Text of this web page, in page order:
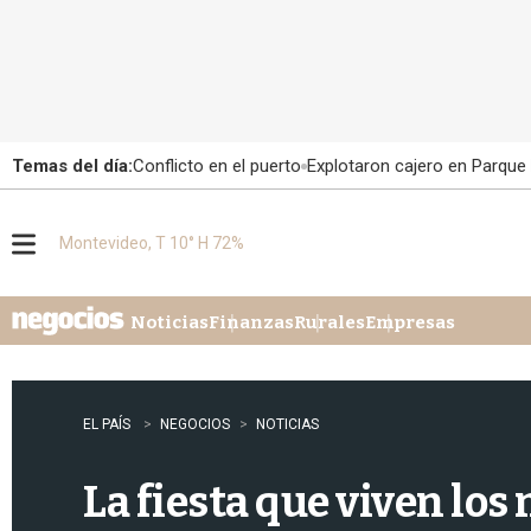
Temas del día:Conflicto en el puerto Explotaron cajero en
u
Montevideo, T 10° H 72%
NoticiasFinanzasRuralesEmpresas
EL PAÍS NEGOCIOS NOTICIAS
La fiesta que viven